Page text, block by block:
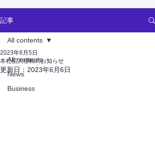
記事
All contents
News
Business
All contents
本社拡大移転のお知らせ
2023年6月5日
更新日： 2023年6月6日